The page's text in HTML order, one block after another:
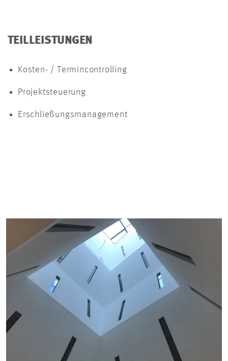
TEILLEISTUNGEN
Kosten- / Termincontrolling
Projektsteuerung
Erschließungsmanagement